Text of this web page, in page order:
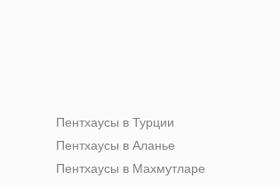
Пентхаусы в Турции
Пентхаусы в Аланье
Пентхаусы в Махмутларе